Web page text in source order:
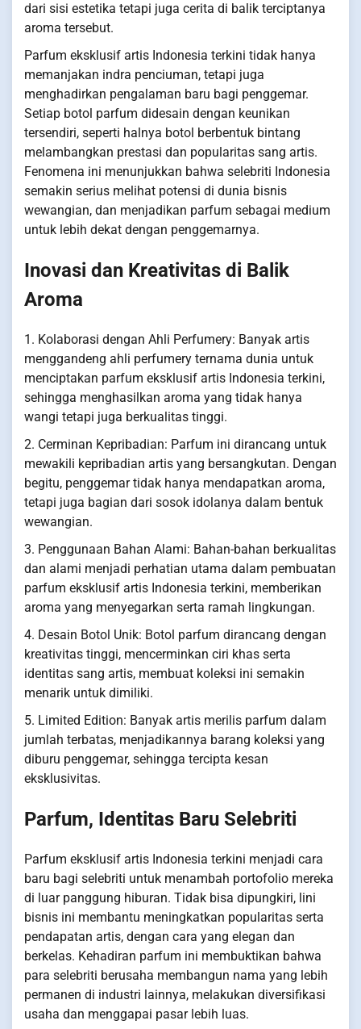
dari sisi estetika tetapi juga cerita di balik terciptanya
aroma tersebut.
Parfum eksklusif artis Indonesia terkini tidak hanya
memanjakan indra penciuman, tetapi juga
menghadirkan pengalaman baru bagi penggemar.
Setiap botol parfum didesain dengan keunikan
tersendiri, seperti halnya botol berbentuk bintang
melambangkan prestasi dan popularitas sang artis.
Fenomena ini menunjukkan bahwa selebriti Indonesia
semakin serius melihat potensi di dunia bisnis
wewangian, dan menjadikan parfum sebagai medium
untuk lebih dekat dengan penggemarnya.
Inovasi dan Kreativitas di Balik
Aroma
1. Kolaborasi dengan Ahli Perfumery: Banyak artis
menggandeng ahli perfumery ternama dunia untuk
menciptakan parfum eksklusif artis Indonesia terkini,
sehingga menghasilkan aroma yang tidak hanya
wangi tetapi juga berkualitas tinggi.
2. Cerminan Kepribadian: Parfum ini dirancang untuk
mewakili kepribadian artis yang bersangkutan. Dengan
begitu, penggemar tidak hanya mendapatkan aroma,
tetapi juga bagian dari sosok idolanya dalam bentuk
wewangian.
3. Penggunaan Bahan Alami: Bahan-bahan berkualitas
dan alami menjadi perhatian utama dalam pembuatan
parfum eksklusif artis Indonesia terkini, memberikan
aroma yang menyegarkan serta ramah lingkungan.
4. Desain Botol Unik: Botol parfum dirancang dengan
kreativitas tinggi, mencerminkan ciri khas serta
identitas sang artis, membuat koleksi ini semakin
menarik untuk dimiliki.
5. Limited Edition: Banyak artis merilis parfum dalam
jumlah terbatas, menjadikannya barang koleksi yang
diburu penggemar, sehingga tercipta kesan
eksklusivitas.
Parfum, Identitas Baru Selebriti
Parfum eksklusif artis Indonesia terkini menjadi cara
baru bagi selebriti untuk menambah portofolio mereka
di luar panggung hiburan. Tidak bisa dipungkiri, lini
bisnis ini membantu meningkatkan popularitas serta
pendapatan artis, dengan cara yang elegan dan
berkelas. Kehadiran parfum ini membuktikan bahwa
para selebriti berusaha membangun nama yang lebih
permanen di industri lainnya, melakukan diversifikasi
usaha dan menggapai pasar lebih luas.